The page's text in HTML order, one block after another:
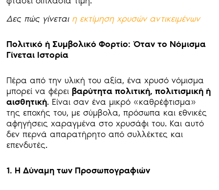
Δες πώς γίνεται η εκτίμηση χρυσών αντικειμένων
Πολιτικό ή Συμβολικό Φορτίο: Όταν το Νόμισμα
Γίνεται Ιστορία
Πέρα από την υλική του αξία, ένα χρυσό νόμισμα
μπορεί να φέρειβαρύτητα πολιτική, πολιτισμική ή
αισθητική. Είναι σαν ένα μικρό «καθρέφτισμα»
της εποχής του, με σύμβολα, πρόσωπα και εθνικές
αφηγήσεις χαραγμένα στο χρυσάφι του. Και αυτό
δεν περνά απαρατήρητο από συλλέκτες και
επενδυτές.
1. Η Δύναμη των Προσωπογραφιών